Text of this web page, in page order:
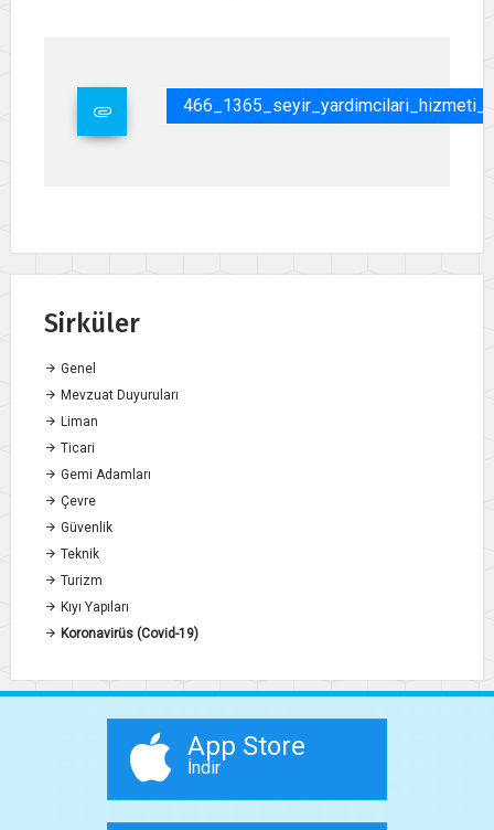
Sirküler
Genel
Mevzuat Duyuruları
Liman
Ticari
Gemi Adamları
Çevre
Güvenlik
Teknik
Turizm
Kıyı Yapıları
Koronavirüs (Covid-19)
App Store
İndir